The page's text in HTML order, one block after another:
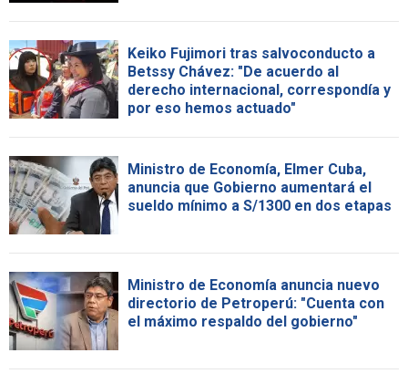
Keiko Fujimori tras salvoconducto a
Betssy Chávez: "De acuerdo al
derecho internacional, correspondía y
por eso hemos actuado"
Ministro de Economía, Elmer Cuba,
anuncia que Gobierno aumentará el
sueldo mínimo a S/1300 en dos etapas
Ministro de Economía anuncia nuevo
directorio de Petroperú: "Cuenta con
el máximo respaldo del gobierno"